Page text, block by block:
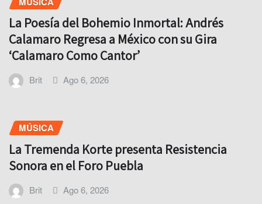
La Poesía del Bohemio Inmortal: Andrés
Calamaro Regresa a México con su Gira
‘Calamaro Como Cantor’
Brit Ago 6, 2026
MÚSICA
La Tremenda Korte presenta Resistencia
Sonora en el Foro Puebla
Brit Ago 6, 2026